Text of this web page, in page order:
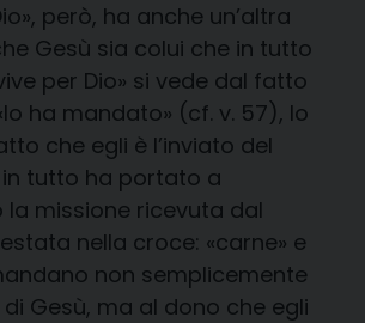
però, ha anche un’altra
Gesù sia colui che in tutto
per Dio» si vede dal fatto
ha mandato» (cf. v. 57), lo
che egli è l’inviato del
in tutto ha portato a
missione ricevuta dal
nella croce: «carne» e
non semplicemente
Gesù, ma al dono che egli